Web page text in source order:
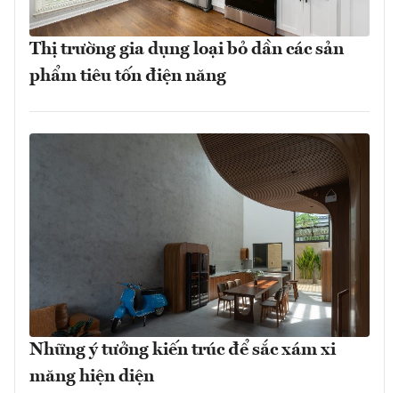
Thị trường gia dụng loại bỏ dần các sản
phẩm tiêu tốn điện năng
Những ý tưởng kiến trúc để sắc xám xi
măng hiện diện